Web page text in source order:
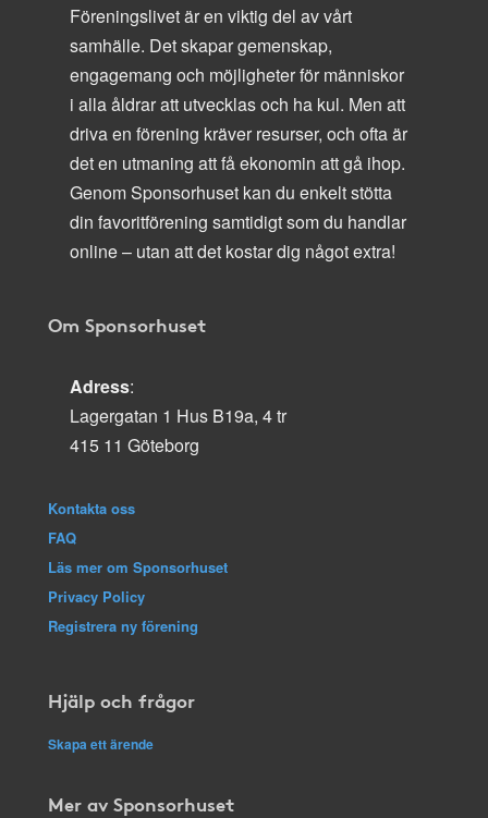
Föreningslivet är en viktig del av vårt
samhälle. Det skapar gemenskap,
engagemang och möjligheter för människor
i alla åldrar att utvecklas och ha kul. Men att
driva en förening kräver resurser, och ofta är
det en utmaning att få ekonomin att gå ihop.
Genom Sponsorhuset kan du enkelt stötta
din favoritförening samtidigt som du handlar
online – utan att det kostar dig något extra!
Om Sponsorhuset
Adress:
Lagergatan 1 Hus B19a, 4 tr
415 11 Göteborg
Kontakta oss
FAQ
Läs mer om Sponsorhuset
Privacy Policy
Registrera ny förening
Hjälp och frågor
Skapa ett ärende
Mer av Sponsorhuset